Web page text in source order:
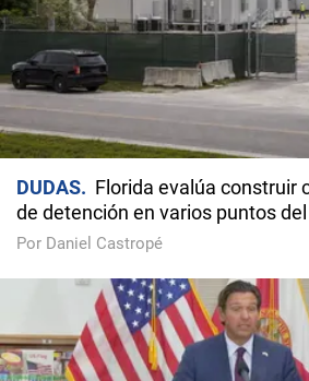
DUDAS
Florida evalúa construir
de detención en varios puntos
Por Daniel Castropé